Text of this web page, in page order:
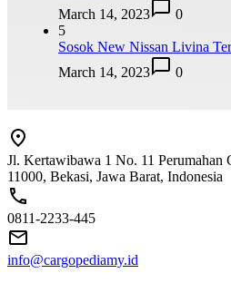
March 14, 2023
0
5
Sosok New Nissan Livina
March 14, 2023
0
Jl. Kertawibawa 1 No. 11 Perumahan
11000, Bekasi, Jawa Barat, Indonesia
0811-2233-445
info@cargopediamy.id